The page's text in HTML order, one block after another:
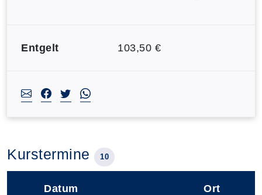
Entgelt 103,50 €
Kurstermine 10
Datum Ort